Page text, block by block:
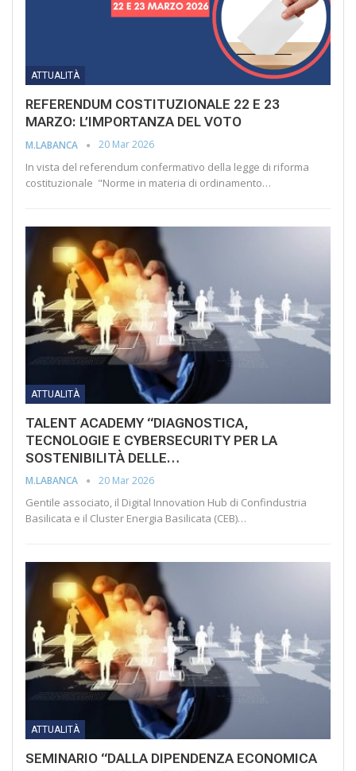
ATTUALITÀ
REFERENDUM COSTITUZIONALE 22 E 23
MARZO: L’IMPORTANZA DEL VOTO
M.LABANCA 20 Mar 2026
In vista del referendum confermativo della legge di riforma
costituzionale "Norme in materia di ordinamento…
ATTUALITÀ
TALENT ACADEMY “DIAGNOSTICA,
TECNOLOGIE E CYBERSECURITY PER LA
SOSTENIBILITÀ DELLE…
M.LABANCA 20 Mar 2026
Gentile associato, il Digital Innovation Hub di Confindustria
Basilicata e il Cluster Energia Basilicata (CEB)…
ATTUALITÀ
SEMINARIO “DALLA DIPENDENZA ECONOMICA